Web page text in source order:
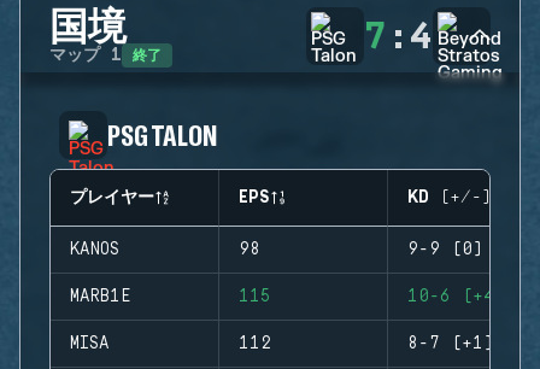
国境
マップ 1 終了 7 : 4
PSG TALON
プレイヤー EPS KD (+/-)
KANOS 98 9-9 (0)
MARB1E 115 10-6 (+4)
MISA 112 8-7 (+1)